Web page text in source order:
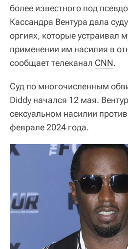
более известного под
Кассандра Вентура дала
оргиях, которые устраивал
применении им насилия в
сообщает телеканал CNN.
Суд по многочисленным
Diddy начался 12 мая.
сексуальном насилии
феврале 2024 года.